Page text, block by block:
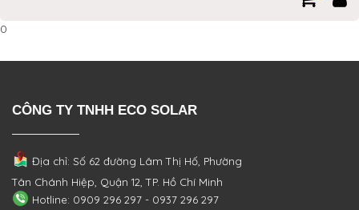
0
CÔNG TY TNHH ECO SOLAR
Địa chỉ: Số 62 đường Lâm Thị Hố, Phường
Tân Chánh Hiệp, Quận 12, TP. Hồ Chí Minh
Hotline: 0909 296 297 - 0937 296 297